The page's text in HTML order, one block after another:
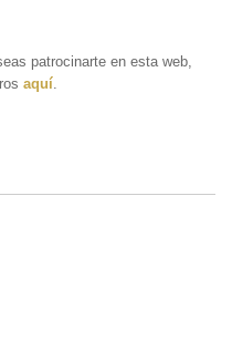
patrocinarte en esta web,
aquí